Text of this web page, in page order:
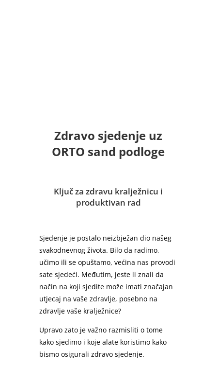
Zdravo sjedenje uz
ORTO sand podloge
Ključ za zdravu kralježnicu i
produktivan rad
Sjedenje je postalo neizbježan dio našeg
svakodnevnog života. Bilo da radimo,
učimo ili se opuštamo, većina nas provodi
sate sjedeći. Međutim, jeste li znali da
način na koji sjedite može imati značajan
utjecaj na vaše zdravlje, posebno na
zdravlje vaše kralježnice?
Upravo zato je važno razmisliti o tome
kako sjedimo i koje alate koristimo kako
bismo osigurali zdravo sjedenje.